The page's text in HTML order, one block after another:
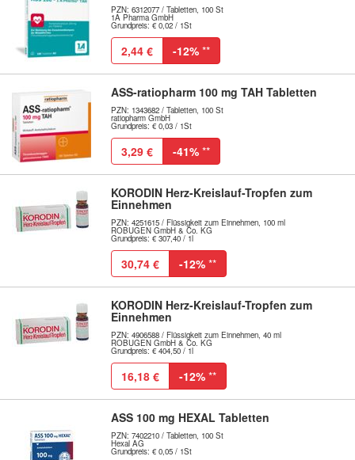
PZN: 6312077 / Tabletten, 100 St
1A Pharma GmbH
Grundpreis: € 0,02 / 1St
2,44 € -12% **
ASS-ratiopharm 100 mg TAH Tabletten
PZN: 1343682 / Tabletten, 100 St
ratiopharm GmbH
Grundpreis: € 0,03 / 1St
3,29 € -41% **
KORODIN Herz-Kreislauf-Tropfen zum
Einnehmen
PZN: 4251615 / Flüssigkeit zum Einnehmen, 100 ml
ROBUGEN GmbH & Co. KG
Grundpreis: € 307,40 / 1l
30,74 € -12% **
KORODIN Herz-Kreislauf-Tropfen zum
Einnehmen
PZN: 4906588 / Flüssigkeit zum Einnehmen, 40 ml
ROBUGEN GmbH & Co. KG
Grundpreis: € 404,50 / 1l
16,18 € -12% **
ASS 100 mg HEXAL Tabletten
PZN: 7402210 / Tabletten, 100 St
Hexal AG
Grundpreis: € 0,05 / 1St